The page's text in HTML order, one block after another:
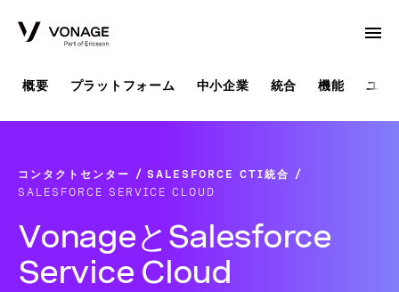
概要 プラットフォーム 中小企業 統合 機能 ユー
コンタクトセンター
SALESFORCE CTI統合
SALESFORCE SERVICE CLOUD
VonageとSalesforce
Service Cloud